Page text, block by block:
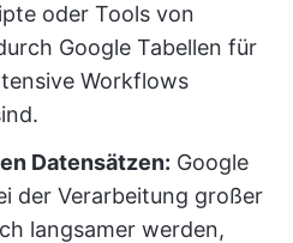
oder Tools von
Google Tabellen für
Workflows
Datensätzen: Google
der Verarbeitung großer
langsamer werden,